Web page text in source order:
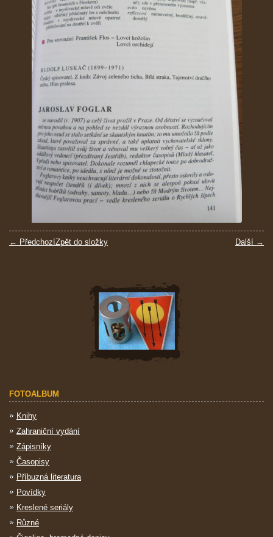
← Předchozí Další →
Zpět do složky
FOTOALBUM
Knihy
Zahraniční vydání
Zápisníky
Časopisy
Příbuzná literatura
Povídky
Kreslené seriály
Různé